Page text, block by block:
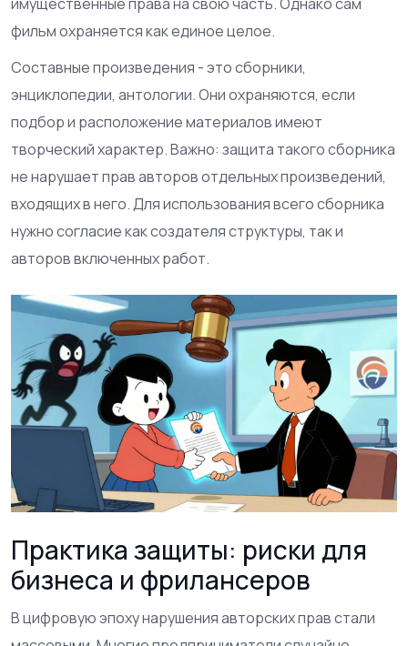
фильм охраняется как единое целое.
Составные произведения - это сборники,
энциклопедии, антологии. Они охраняются, если
подбор и расположение материалов имеют
творческий характер. Важно: защита такого сборника
не нарушает прав авторов отдельных произведений,
входящих в него. Для использования всего сборника
нужно согласие как создателя структуры, так и
авторов включенных работ.
Практика защиты: риски для
бизнеса и фрилансеров
В цифровую эпоху нарушения авторских прав стали